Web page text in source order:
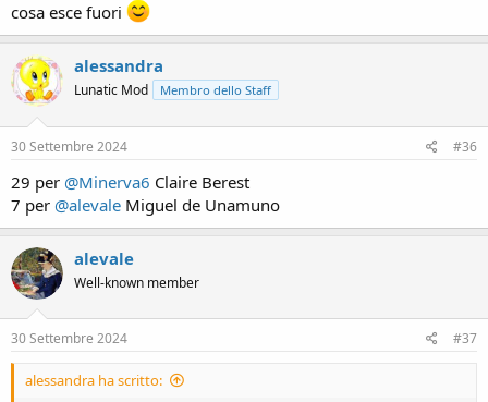
cosa esce fuori
alessandra
Lunatic Mod Membro dello Staff
30 Settembre 2024 #36
29 per @Minerva6 Claire Berest
7 per @alevale Miguel de Unamuno
alevale
Well-known member
30 Settembre 2024 #37
alessandra ha scritto: